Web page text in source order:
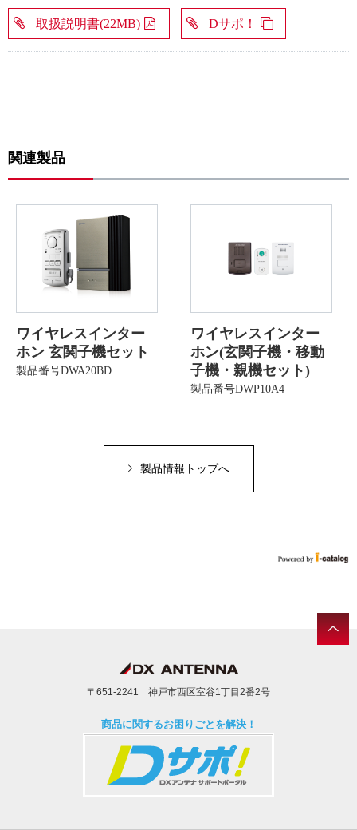
取扱説明書(22MB) Dサポ！
関連製品
ワイヤレスインター
ホン 玄関子機セット
製品番号DWA20BD
ワイヤレスインター
ホン(玄関子機・移動
子機・親機セット)
製品番号DWP10A4
製品情報トップへ
〒651-2241 神戸市西区室谷1丁目2番2号
商品に関するお困りごとを解決！